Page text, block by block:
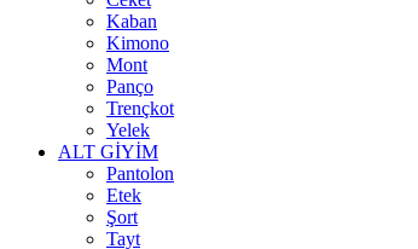
Kaban
Kimono
Mont
Panço
Trençkot
Yelek
ALT GİYİM
Pantolon
Etek
Şort
Tayt